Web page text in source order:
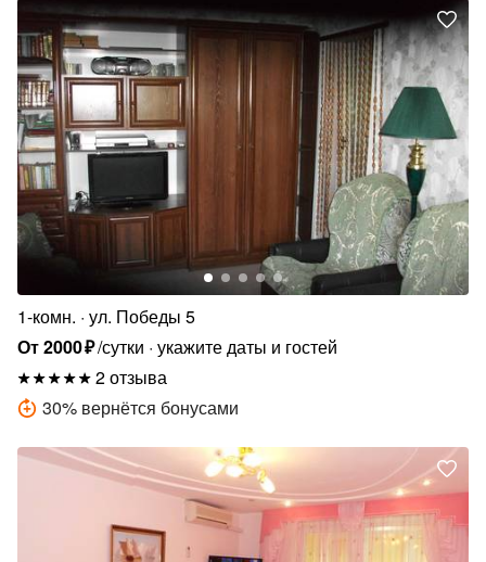
1-комн. ул. Победы 5
От2000₽/сутки укажите даты и гостей
2 отзыва
30% вернётся бонусами